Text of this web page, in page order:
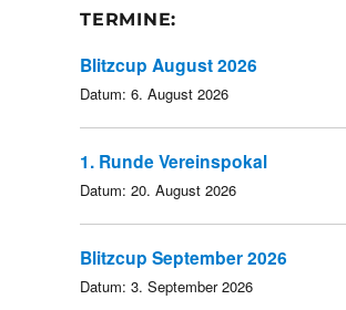
TERMINE:
Blitzcup August 2026
Datum: 6. August 2026
1. Runde Vereinspokal
Datum: 20. August 2026
Blitzcup September 2026
Datum: 3. September 2026